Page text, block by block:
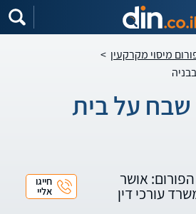
מיסוי מקרקעין >
על בית
אושר
עורכי דין
חייגו
אליי